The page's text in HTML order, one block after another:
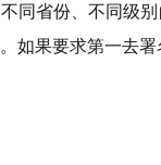
同省份、不同级
如果要求第一去署